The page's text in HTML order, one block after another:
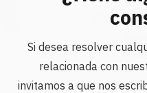
Si desea resolver
relacionada con
invitamos a que nos